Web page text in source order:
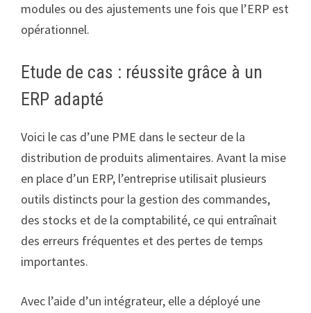
modules ou des ajustements une fois que l’ERP est
opérationnel.
Etude de cas : réussite grâce à un
ERP adapté
Voici le cas d’une PME dans le secteur de la
distribution de produits alimentaires. Avant la mise
en place d’un ERP, l’entreprise utilisait plusieurs
outils distincts pour la gestion des commandes,
des stocks et de la comptabilité, ce qui entraînait
des erreurs fréquentes et des pertes de temps
importantes.
Avec l’aide d’un intégrateur, elle a déployé une